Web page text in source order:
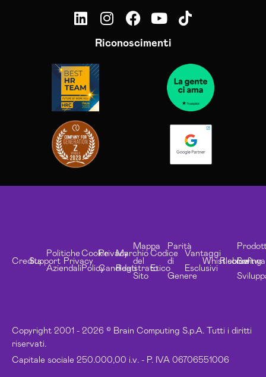
Riconoscimenti
Copyright 2001 - 2026 © Brain Computing S.p.A. Tutti i diritti
riservati.
Capitale sociale 250.000,00 i.v. - P. IVA 06706551006
CreditsSupport
Politiche
Aziendali
Privacy
Cookie
Policy
Privacy
Candidati
Marchio
Registrato
Mappa
del
Sito
Codice
Etico
Parità
di
Genere
Vantaggi
Esclusivi
Whistleblowing
Risorse